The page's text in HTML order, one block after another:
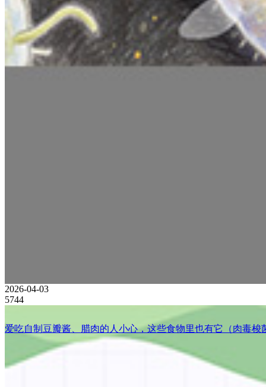
2026-04-03
5744
爱吃自制豆瓣酱、腊肉的人小心，这些食物里也有它（肉毒梭